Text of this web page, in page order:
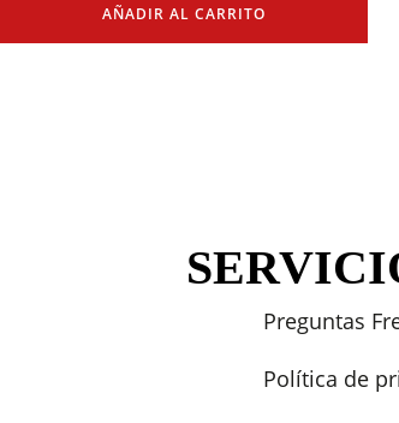
AÑADIR AL CARRITO
Preguntas
Política de